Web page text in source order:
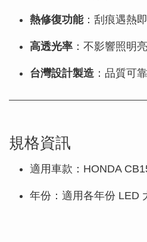
熱修復功能：刮痕遇熱
高透光率 ：不影響照明
台灣設計製造 ：品質可
規格資訊
適用車款：HONDA
年份：適用各年份 LED